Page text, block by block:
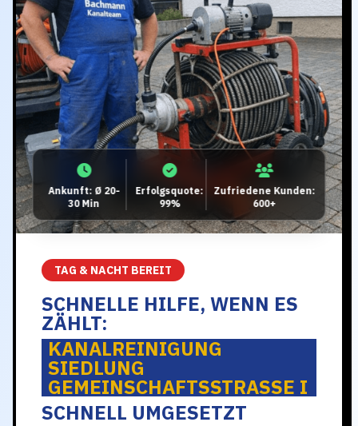
Ankunft: Ø 20-
30 Min
Erfolgsquote:
99%
Zufriedene Kunden:
600+
TAG & NACHT BEREIT
SCHNELLE HILFE, WENN ES
ZÄHLT:
KANALREINIGUNG
SIEDLUNG
GEMEINSCHAFTSSTRASSE I
SCHNELL UMGESETZT